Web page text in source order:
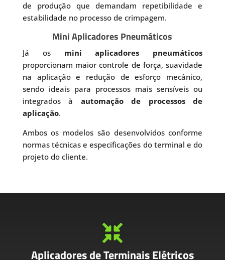
de produção que demandam repetibilidade e
estabilidade no processo de crimpagem.
Mini Aplicadores Pneumáticos
Já os mini aplicadores pneumáticos
proporcionam maior controle de força, suavidade
na aplicação e redução de esforço mecânico,
sendo ideais para processos mais sensíveis ou
integrados à automação de processos de
aplicação.
Ambos os modelos são desenvolvidos conforme
normas técnicas e especificações do terminal e do
projeto do cliente.

Aplicadores de Terminais Elétricos